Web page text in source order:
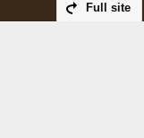
Full site